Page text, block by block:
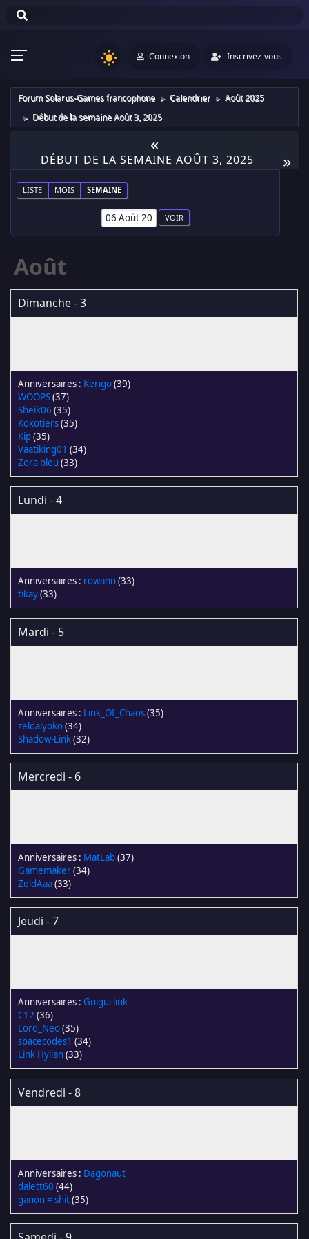
Connexion Inscrivez-vous
Forum Solarus-Games francophone ► Calendrier ► Août 2025
► Début de la semaine Août 3, 2025
«
»
DÉBUT DE LA SEMAINE AOÛT 3, 2025
LISTE MOIS SEMAINE
Août
Dimanche - 3
Kerigo(39)
WOOPS(37)
Sheik06 (35)
Kokotiers(35)
Kip(35)
Vaatiking01 (34)
Zora bleu (33)
Lundi - 4
rowann(33)
tikay(33)
Mardi - 5
Link_Of_Chaos(35)
zeldalyoko(34)
Shadow-Link(32)
Mercredi - 6
MatLab(37)
Gamemaker(34)
ZeldAaa(33)
Jeudi - 7
Guigui link
C12 (36)
Lord_Neo(35)
spacecodes1 (34)
Link Hylian(33)
Vendredi - 8
Dagonaut
dalett60 (44)
ganon = shit(35)